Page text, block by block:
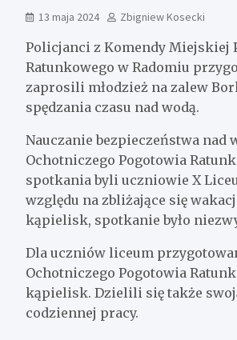
13 maja 2024 Zbigniew Kosecki
Policjanci z Komendy Miejskiej
Ratunkowego w Radomiu
zaprosili młodzież na zalew
spędzania czasu nad wodą.
Nauczanie bezpieczeństwa
Ochotniczego Pogotowia
spotkania byli uczniowie X
względu na zbliżające się
kąpielisk, spotkanie było
Dla uczniów liceum
Ochotniczego Pogotowia
kąpielisk. Dzielili się także
codziennej pracy.